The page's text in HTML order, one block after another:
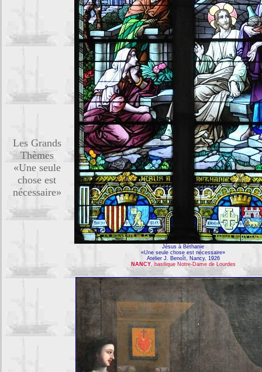
Les Grands
Thèmes
«Une seule
chose est
nécessaire»
Jésus à Béthanie
«Une seule chose est nécessaire»
Atelier J. Benoît, Nancy, 1926
NANCY, basilique Notre-Dame de Lourdes